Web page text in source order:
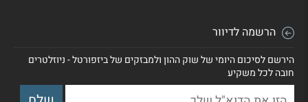
הרשמה לדיוור
הירשם לסיכום היומי של שוק ההון ולמבזקים של ביזפורטל - ניוזלטרים
חובה לכל משקיע